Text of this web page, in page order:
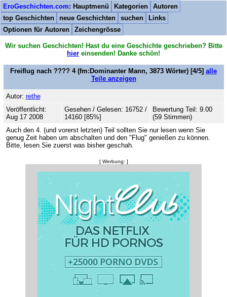
EroGeschichten.com: Hauptmenü Kategorien
Autoren
top Geschichten
neue Geschichten suchen
Links
Optionen für Autoren
Zeichengrösse
Wir suchen Geschichten! Hast du eine Geschichte geschrieben? Bitte
hier einsenden! Danke schön!
Freiflug nach ???? 4(fm:Dominanter Mann, 3873 Wörter) [4/5] alle
Teile anzeigen
Autor: rethe
Veröffentlicht:
Aug 17 2008
Gesehen / Gelesen: 16752 /
14160 [85%]
Bewertung Teil: 9.00
(59 Stimmen)
Auch den 4. (und vorerst letzten) Teil sollten Sie nur lesen wenn Sie
genug Zeit haben um abschalten und den "Flug" genießen zu können.
Bitte, lesen Sie zuerst was bisher geschah.
[ Werbung: ]